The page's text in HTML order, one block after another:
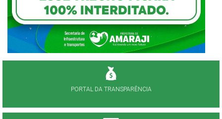
PORTAL DA TRANSPARÊNCIA